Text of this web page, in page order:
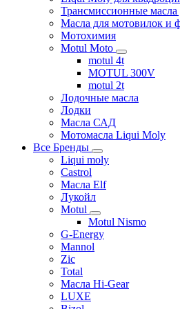
Трансмиссионные масла
Масла для мотовилок и
Мотохимия
Motul Moto
motul 4t
MOTUL 300V
motul 2t
Лодочные масла
Лодки
Масла САД
Мотомасла Liqui Moly
Все Бренды
Liqui moly
Castrol
Масла Elf
Лукойл
Motul
Motul Nismo
G-Energy
Mannol
Zic
Total
Масла Hi-Gear
LUXE